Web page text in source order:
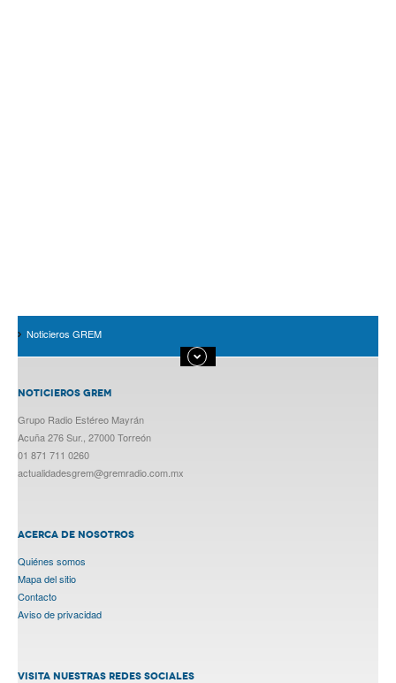
Noticieros GREM
NOTICIEROS GREM
Grupo Radio Estéreo Mayrán
Acuña 276 Sur., 27000 Torreón
01 871 711 0260
actualidadesgrem@gremradio.com.mx
ACERCA DE NOSOTROS
Quiénes somos
Mapa del sitio
Contacto
Aviso de privacidad
VISITA NUESTRAS REDES SOCIALES